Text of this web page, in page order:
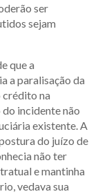
ser
sejam
que a
a paralisação da
crédito na
incidente não
existente. A
do juízo de
não ter
e mantinha
vedava sua